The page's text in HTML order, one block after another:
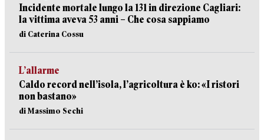
Incidente mortale lungo la 131 in direzione Cagliari:
la vittima aveva 53 anni – Che cosa sappiamo
di Caterina Cossu
L’allarme
Caldo record nell’isola, l’agricoltura è ko: «I ristori
non bastano»
di Massimo Sechi